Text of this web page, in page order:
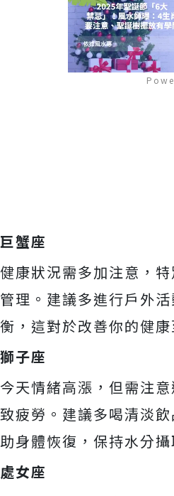
巨蟹座
健康狀況需多加注意，
管理。建議多進行戶外
衡，這對於改善你的健康
獅子座
今天情緒高漲，但需注
致疲勞。建議多喝清淡
助身體恢復，保持水分攝
處女座